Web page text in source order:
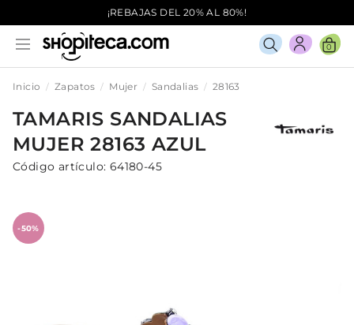
¡REBAJAS DEL 20% AL 80%!
0
Inicio Zapatos Mujer Sandalias 28163
TAMARIS SANDALIAS
MUJER28163 AZUL
Código artículo: 64180-45
-50%